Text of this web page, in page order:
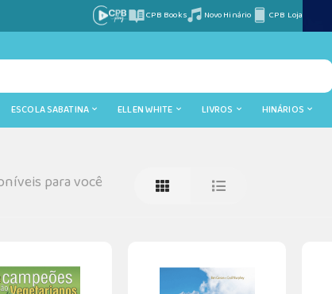
CPB Books Novo Hinário CPB Loja
ESCOLA SABATINA ELLEN WHITE LIVROS HINÁRIOS
para você